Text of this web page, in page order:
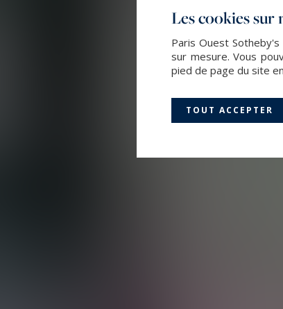
Les cookies
Paris Ouest
sur mesure. Vous
pied de page du site
TOUT ACCEPTER